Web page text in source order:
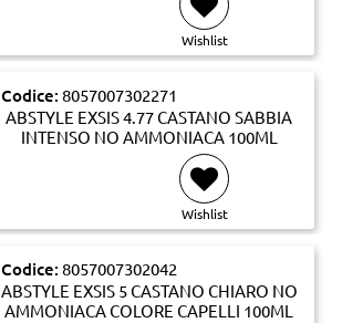
Wishlist
Codice: 8057007302271
ABSTYLE EXSIS 4.77 CASTANO SABBIA
INTENSO NO AMMONIACA 100ML
Wishlist
Codice: 8057007302042
ABSTYLE EXSIS 5 CASTANO CHIARO NO
AMMONIACA COLORE CAPELLI 100ML